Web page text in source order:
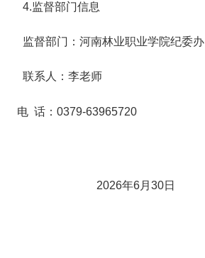
4.监督部门信息
监督部门：河南林业职业学院纪委办
联系人：李老师
电 话：0379-63965720
2026年6月30日